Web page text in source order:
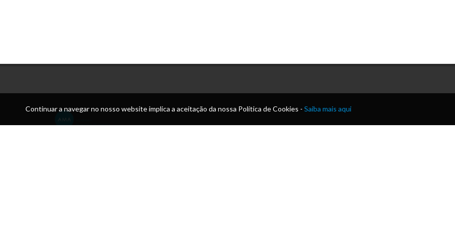
Continuar a navegar no nosso website implica a aceitação da nossa Política de Cookies - Saiba mais aqui